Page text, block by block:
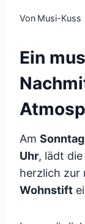
Von Musi-Kuss
Ein
Am
Uhr, lädt
herzlich zur
Wohnstift